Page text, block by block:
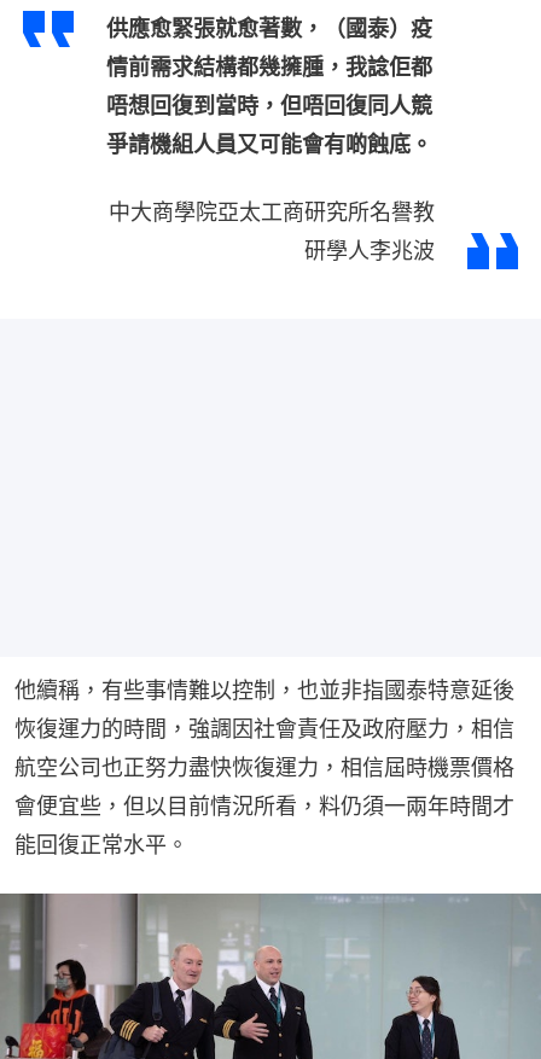
供應愈緊張就愈著數，（國泰）疫
情前需求結構都幾擁腫，我諗佢都
唔想回復到當時，但唔回復同人競
爭請機組人員又可能會有啲蝕底。
中大商學院亞太工商研究所名譽教
研學人李兆波
他續稱，有些事情難以控制，也並非指國泰特意延後
恢復運力的時間，強調因社會責任及政府壓力，相信
航空公司也正努力盡快恢復運力，相信屆時機票價格
會便宜些，但以目前情況所看，料仍須一兩年時間才
能回復正常水平。